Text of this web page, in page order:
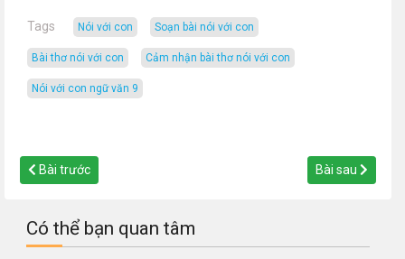
Tags nói với con soạn bài nói với con
bài thơ nói với con cảm nhận bài thơ nói với con
nói với con ngữ văn 9
Bài trước Bài sau
Có thể bạn quan tâm